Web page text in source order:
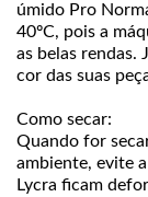
úmido Pro
40ºC, pois a
as belas rendas.
cor das suas
Como secar:
Quando for
ambiente, evite
Lycra ficam